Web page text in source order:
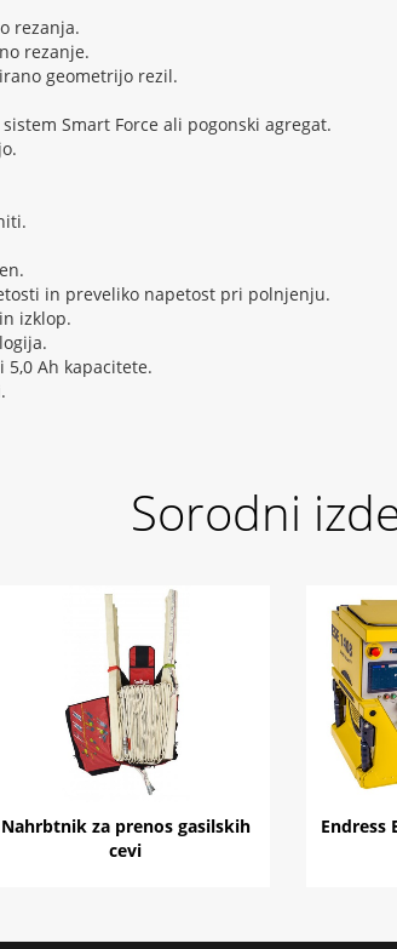
rezanja.
rezanje.
geometrijo rezil.
Smart Force ali pogonski agregat.
in preveliko napetost pri polnjenju.
izklop.
Ah kapacitete.
Sorodni
Nahrbtnik za prenos gasilskih
cevi
Endress